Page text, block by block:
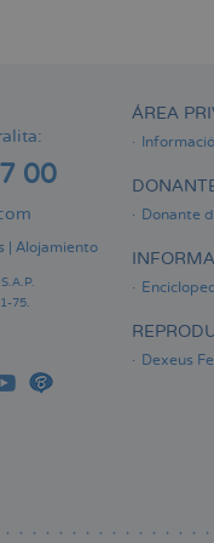
00
| Alojamiento
75.
ÁREA
Donante
Dexeus